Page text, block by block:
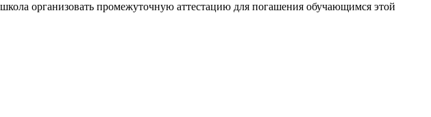
организовать промежуточную аттестацию для погашения обучающимся этой